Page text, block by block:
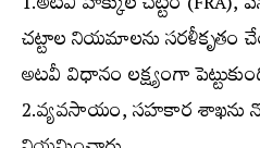
చట్టాల నియమాలను
అటవీ విధానం లక్ష్యంగా
2.వ్యవసాయం, సహకార శాఖను